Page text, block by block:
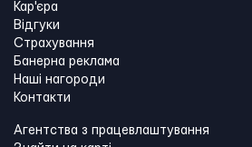
Кар'єра
Відгуки
Страхування
Банерна реклама
Наші нагороди
Контакти
Агентства з працевлаштування